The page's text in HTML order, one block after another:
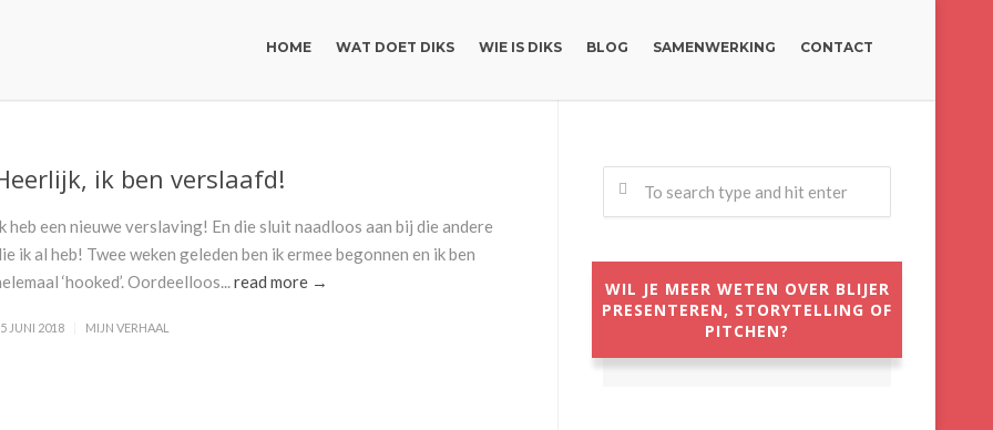
HOME WAT DOET DIKS WIE IS DIKS BLOG SAMENWERKING CONTACT
ik ben verslaafd!
heb een nieuwe verslaving! En die sluit naadloos aan bij die andere
ik al heb! Twee weken geleden ben ik ermee begonnen en ik ben
‘hooked’. Oordeelloos...read more →
JUNI 2018 MIJN VERHAAL
WIL JE MEER WETEN OVER BLIJER
PRESENTEREN, STORYTELLING OF
PITCHEN?